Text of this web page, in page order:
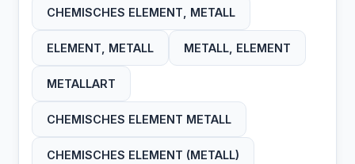
CHEMISCHES ELEMENT, METALL
ELEMENT, METALL METALL, ELEMENT
METALLART
CHEMISCHES ELEMENT METALL
CHEMISCHES ELEMENT (METALL)